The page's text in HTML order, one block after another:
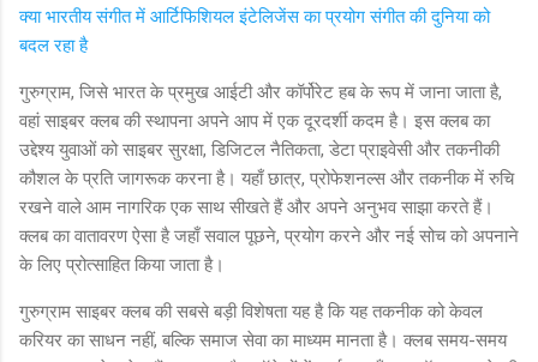
क्या भारतीय संगीत में आर्टिफिशियल इंटेलिजेंस का प्रयोग संगीत की दुनिया को
बदल रहा है
गुरुग्राम, जिसे भारत के प्रमुख आईटी और कॉर्पोरेट हब के रूप में जाना जाता है,
वहां साइबर क्लब की स्थापना अपने आप में एक दूरदर्शी कदम है। इस क्लब का
उद्देश्य युवाओं को साइबर सुरक्षा, डिजिटल नैतिकता, डेटा प्राइवेसी और तकनीकी
कौशल के प्रति जागरूक करना है। यहाँ छात्र, प्रोफेशनल्स और तकनीक में रुचि
रखने वाले आम नागरिक एक साथ सीखते हैं और अपने अनुभव साझा करते हैं।
क्लब का वातावरण ऐसा है जहाँ सवाल पूछने, प्रयोग करने और नई सोच को अपनाने
के लिए प्रोत्साहित किया जाता है।
गुरुग्राम साइबर क्लब की सबसे बड़ी विशेषता यह है कि यह तकनीक को केवल
करियर का साधन नहीं, बल्कि समाज सेवा का माध्यम मानता है। क्लब समय-समय